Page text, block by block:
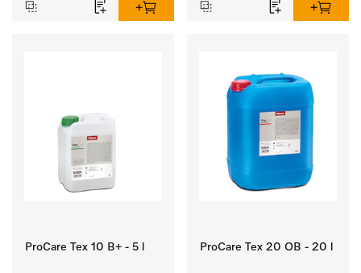
ProCare Tex 10 B+ - 5 l ProCare Tex 20 OB - 20 l